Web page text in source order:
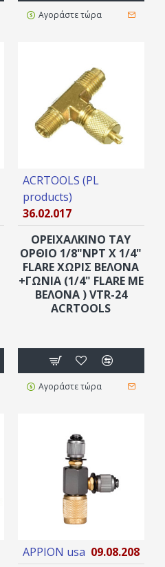
Αγοράστε τώρα
ACRTOOLS (PL
products)
36.02.017
ΟΡΕΙΧΑΛΚΙΝΟ ΤΑΥ
ΟΡΘΙΟ 1/8"NPT X 1/4"
FLARE ΧΩΡΊΣ ΒΕΛΌΝΑ
+ΓΩΝΙΑ (1/4" FLARE ΜΕ
ΒΕΛΌΝΑ ) VTR-24
ACRTOOLS
Αγοράστε τώρα
APPION usa 09.08.208